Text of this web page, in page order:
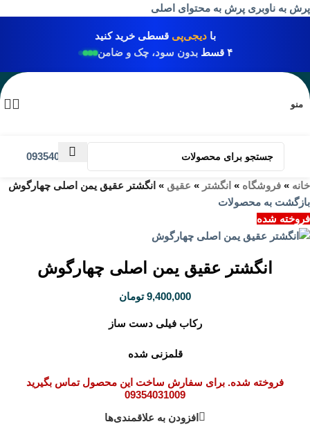
پرش به ناوبری پرش به محتوای اصلی
بادیجی‌پی قسطی خرید کنید
۴ قسط
بدون سود، چک و ضامن
منو
09354031009
خانه » فروشگاه » انگشتر » عقیق » انگشتر عقیق يمن اصلی چهارگوش
بازگشت به محصولات
فروخته شده
انگشتر عقیق يمن اصلی چهارگوش
9,400,000 تومان
رکاب فیلی دست ساز
قلمزنی شده
فروخته شده. برای سفارش ساخت این محصول تماس بگیرید
09354031009
افزودن به علاقمندی‌ها